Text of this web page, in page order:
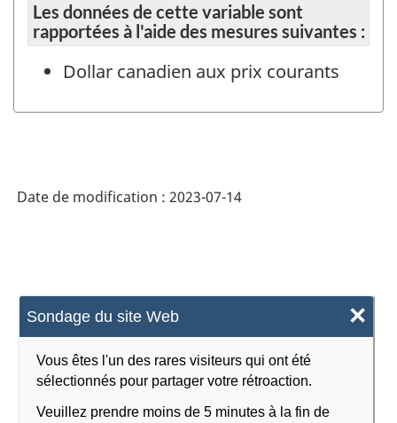
Sondage du site Web ×
Vous êtes l'un des rares visiteurs qui ont été
sélectionnés pour partager votre rétroaction.
Veuillez prendre moins de 5 minutes à la fin de
Les données de cette variable sont
rapportées à l'aide des mesures suivantes :
Dollar canadien aux prix courants
Date de modification : 2023-07-14